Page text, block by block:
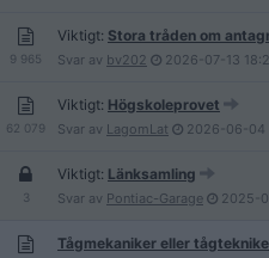
9 965
Viktigt: Stora tråden om
Svar av bv202 2026-07-13
62 079
Viktigt: Högskoleprovet
Svar av LagomLat 2026-06-04
3
Viktigt: Länksamling
Svar av Pontiac-Garage 2025-
Tågmekaniker eller